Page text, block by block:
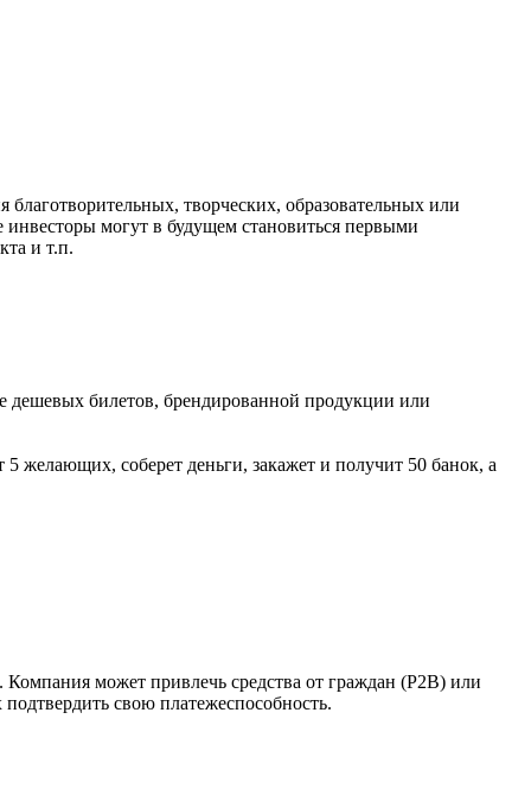
творческих, образовательных или
могут в будущем становиться первыми
и т.п.
дешевых билетов, брендированной продукции или
желающих, соберет деньги, закажет и получит 50 банок, а
может привлечь средства от граждан (P2B) или
свою платежеспособность.